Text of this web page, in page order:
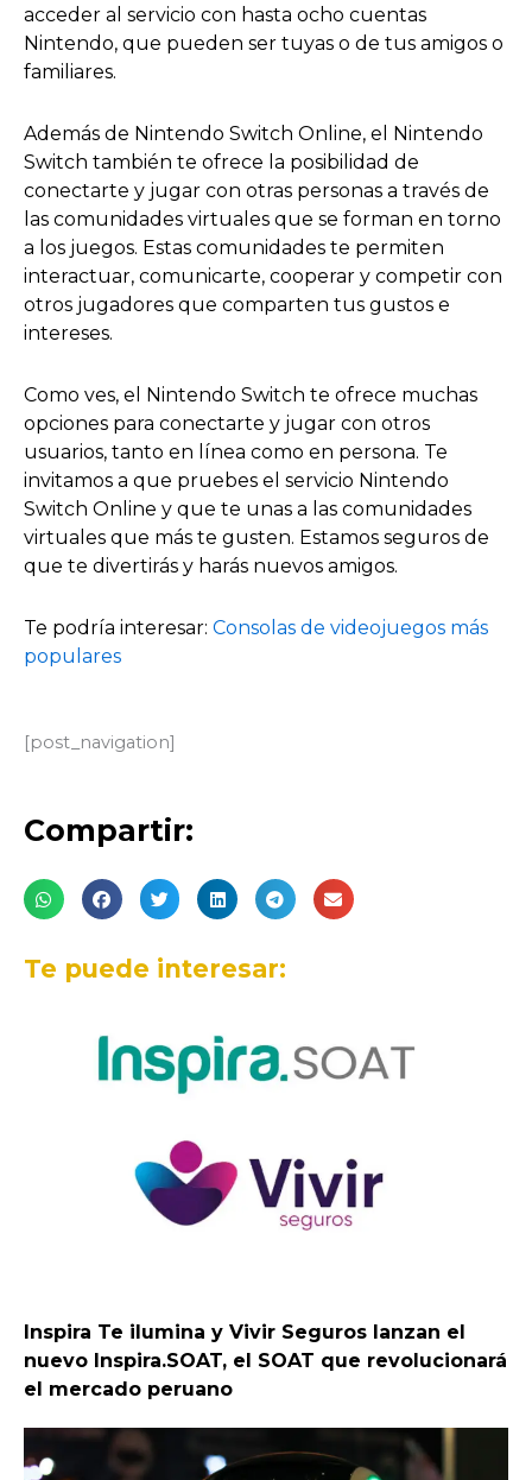
acceder al servicio con hasta ocho cuentas
Nintendo, que pueden ser tuyas o de tus amigos o
familiares.
Además de Nintendo Switch Online, el Nintendo
Switch también te ofrece la posibilidad de
conectarte y jugar con otras personas a través de
las comunidades virtuales que se forman en torno
a los juegos. Estas comunidades te permiten
interactuar, comunicarte, cooperar y competir con
otros jugadores que comparten tus gustos e
intereses.
Como ves, el Nintendo Switch te ofrece muchas
opciones para conectarte y jugar con otros
usuarios, tanto en línea como en persona. Te
invitamos a que pruebes el servicio Nintendo
Switch Online y que te unas a las comunidades
virtuales que más te gusten. Estamos seguros de
que te divertirás y harás nuevos amigos.
Te podría interesar: Consolas de videojuegos más
populares
[post_navigation]
Compartir:
Te puede interesar:
Inspira Te ilumina y Vivir Seguros lanzan el
nuevo Inspira.SOAT, el SOAT que revolucionará
el mercado peruano